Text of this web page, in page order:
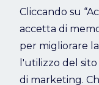
Cliccando su
accetta di
per migliorare
l'utilizzo del
di marketing.